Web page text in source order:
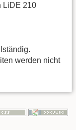
LiDE 210
werden nicht